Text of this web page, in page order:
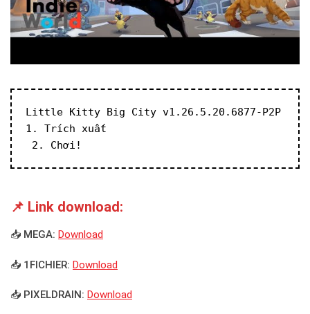
Little Kitty Big City v1.26.5.20.6877-P2P
1. Trích xuất
2. Chơi!
📌 Link download:
📥 MEGA: Download
📥 1FICHIER: Download
📥 PIXELDRAIN: Download